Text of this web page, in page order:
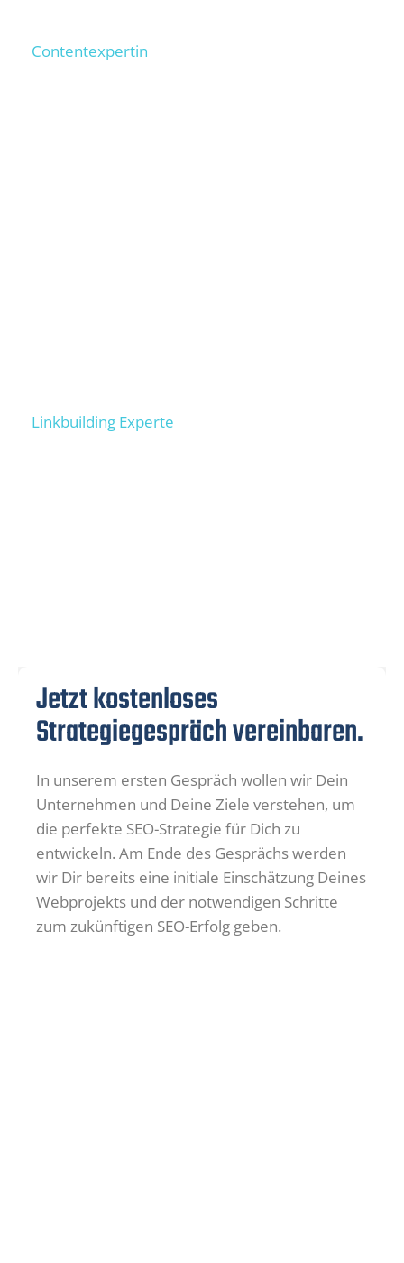
Contentexpertin
Linkbuilding Experte
Jetzt kostenloses
Strategiegespräch vereinbaren.
In unserem ersten Gespräch wollen wir Dein
Unternehmen und Deine Ziele verstehen, um
die perfekte SEO-Strategie für Dich zu
entwickeln. Am Ende des Gesprächs werden
wir Dir bereits eine initiale Einschätzung Deines
Webprojekts und der notwendigen Schritte
zum zukünftigen SEO-Erfolg geben.